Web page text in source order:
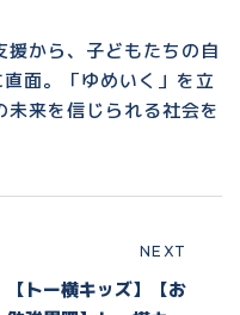
から、子どもたちの自
面。「ゆめいく」を立
来を信じられる社会を
NEXT
【トー横キッズ】【お